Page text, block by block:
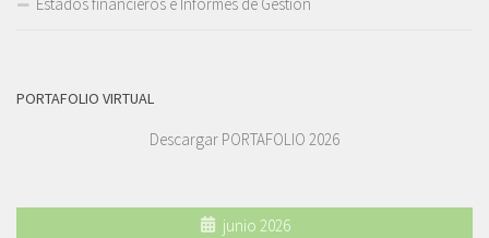
PORTAFOLIO VIRTUAL
Descargar PORTAFOLIO 2026
junio 2026